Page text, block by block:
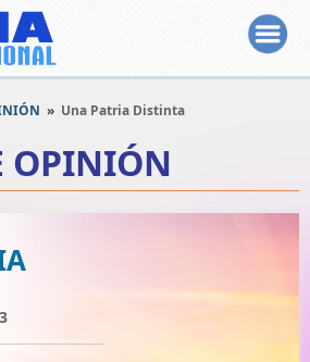
» Una Patria Distinta
OPINIÓN